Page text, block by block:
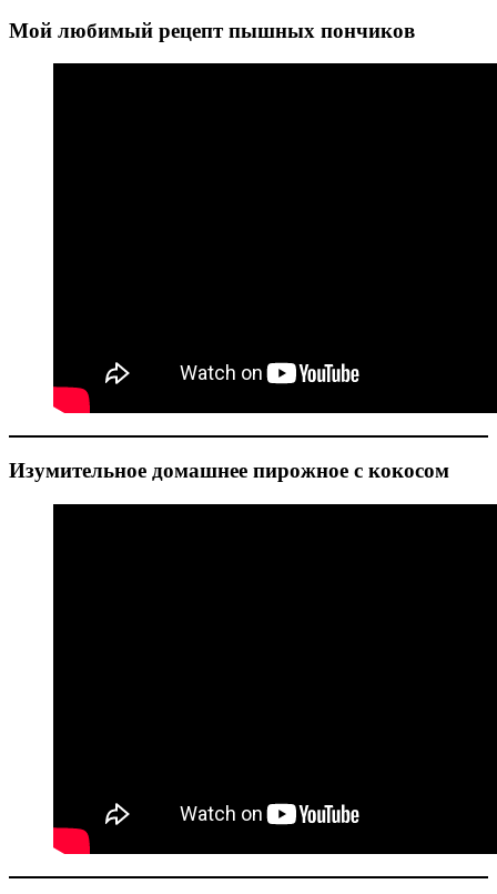
Мой любимый рецепт пышных пончиков
Изумительное домашнее пирожное с кокосом